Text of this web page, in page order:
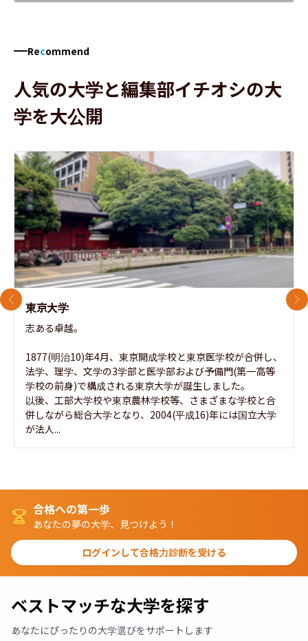
Recommend
人気の大学と編集部イチオシの大
学を大公開
東京大学
志ある卓越。
1877(明治10)年4月、東京開成学校と東京医学校が合併し、
法学、理学、文学の3学部と医学部および予備門(第一高等
学校の前身)で構成される東京大学が誕生しました。
以後、工部大学校や東京農林学校等、さまざまな学校と合
併しながら総合大学となり、2004(平成16)年には国立大学
が法人...
前のスライド 次
合格への第一歩
あなたの夢の大学、見つけよう！
ログインして合格力診断を受ける
ベストマッチな大学を探す
あなたにぴったりの大学選びをサポートします